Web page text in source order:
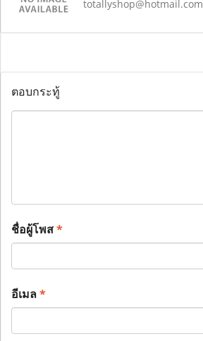
totallyshop@hotmail.com
ตอบกระทู้
ชื่อผู้โพส*
อีเมล*